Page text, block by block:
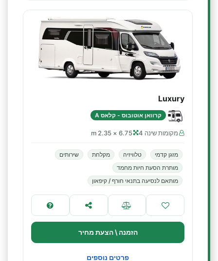
Luxury
קרוואן אוטובוס - קלאס A
מקומות שינה 4 6.75 × 2.35 m
מזגן קדמי טלוויזיה מקלחת
שירותים
מותרת הסעת חיות מחמד
מותאם לנסיעה בתנאי חורף / קיפאון
הזמנה \ הצעת מחיר
פרטים נוספים